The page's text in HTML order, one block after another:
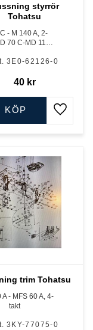
styrrör
Tohatsu
- M 140 A, 2-
70 C-MD 115
150 A, 4-takt
3E0-62126-0
40kr
Lägg
KÖP
trim Tohatsu
A - MFS 60 A, 4-
takt
3KY-77075-0